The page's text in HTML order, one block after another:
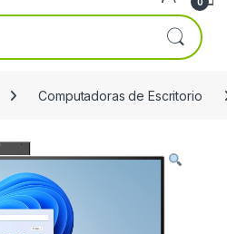
Computadoras de Escritorio